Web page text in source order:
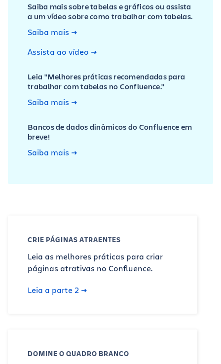
Saiba mais sobre tabelas e gráficos ou assista
a um vídeo sobre como trabalhar com tabelas.
Saiba mais
Assista ao vídeo
Leia "Melhores práticas recomendadas para
trabalhar com tabelas no Confluence."
Saiba mais
Bancos de dados dinâmicos do Confluence em
breve!
Saiba mais
CRIE PÁGINAS ATRAENTES
Leia as melhores práticas para criar
páginas atrativas no Confluence.
Leia a parte 2
DOMINE O QUADRO BRANCO